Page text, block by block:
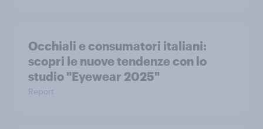
Occhiali e consumatori italiani:
scopri le nuove tendenze con lo
studio "Eyewear 2025"
Report